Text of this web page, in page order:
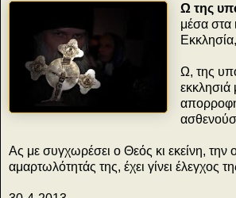
Ω της
μέσα στα
Ω, της
Ας με συγχωρέσει ο Θεός κι εκείνη,
αμαρτωλότητάς της, έχει γίνει έλεγχος